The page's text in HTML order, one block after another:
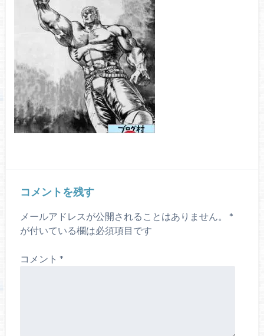
コメントを残す
メールアドレスが公開されることはありません。
*
が付いている欄は必須項目です
コメント *